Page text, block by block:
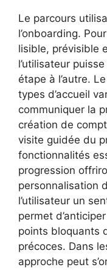
Le parcours
l’onboarding.
lisible, prévisible
l’utilisateur
étape à l’autre.
types d’accueil
communiquer la
création de
visite guidée du
fonctionnalités
progression
personnalisation
l’utilisateur un
permet
points bloquants
précoces. Dans
approche peut